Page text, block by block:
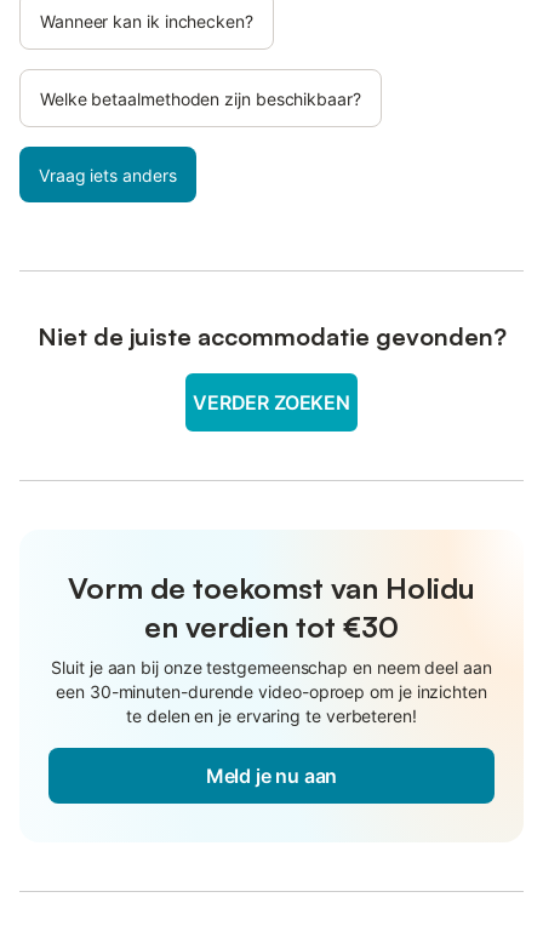
Wanneer kan ik inchecken?
Welke betaalmethoden zijn beschikbaar?
Vraag iets anders
Niet de juiste accommodatie gevonden?
VERDER ZOEKEN
Vorm de toekomst van Holidu
en verdien tot €30
Sluit je aan bij onze testgemeenschap en neem deel aan
een 30-minuten-durende video-oproep om je inzichten
te delen en je ervaring te verbeteren!
Meld je nu aan